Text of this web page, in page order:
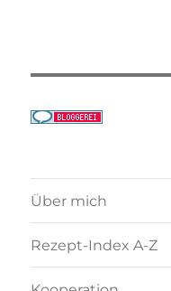
Über mich
Rezept-Index A-Z